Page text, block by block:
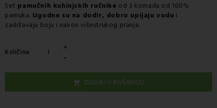
Set pamučnih kuhinjskih ručnike od 3 komada od 100%
pamuka. Ugodne su na dodir, dobro upijaju vodu i
zadržavaju boju i nakon višestrukog pranja.
Količina +
-
 DODAJ U KOŠARICU